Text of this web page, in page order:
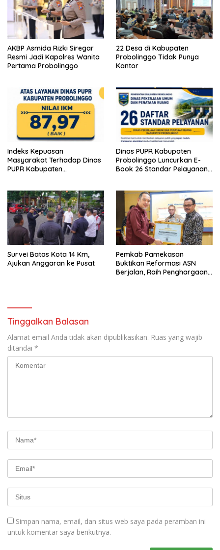
AKBP Asmida Rizki Siregar
Resmi Jadi Kapolres Wanita
Pertama Probolinggo
22 Desa di Kabupaten
Probolinggo Tidak Punya
Kantor
Indeks Kepuasan
Masyarakat Terhadap Dinas
PUPR Kabupaten
Dinas PUPR Kabupaten
Probolinggo Luncurkan E-
Book 26 Standar Pelayanan
Survei Batas Kota 14 Km,
Ajukan Anggaran ke Pusat
Pemkab Pamekasan
Buktikan Reformasi ASN
Berjalan, Raih Penghargaan
Tinggalkan Balasan
Alamat email Anda tidak akan dipublikasikan. Ruas yang wajib
ditandai *
Simpan nama, email, dan situs web saya pada peramban ini
untuk komentar saya berikutnya.